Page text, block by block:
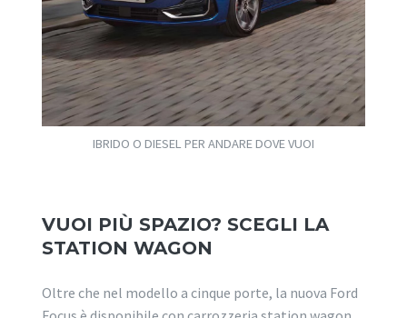
IBRIDO O DIESEL PER ANDARE DOVE VUOI
VUOI PIÙ SPAZIO? SCEGLI LA
STATION WAGON
Oltre che nel modello a cinque porte, la nuova Ford